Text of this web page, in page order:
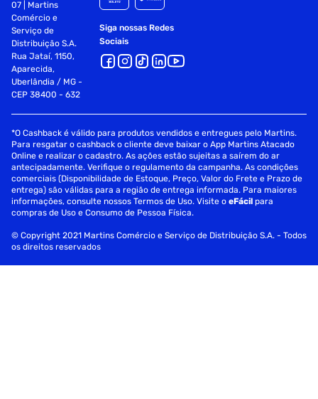
07 | Martins
Comércio e
Serviço de
Distribuição S.A.
Rua Jataí, 1150,
Aparecida,
Uberlândia / MG -
CEP 38400 - 632
Siga nossas Redes
Sociais
*O Cashback é válido para produtos vendidos e entregues pelo Martins.
Para resgatar o cashback o cliente deve baixar o App Martins Atacado
Online e realizar o cadastro. As ações estão sujeitas a saírem do ar
antecipadamente. Verifique o regulamento da campanha. As condições
comerciais (Disponibilidade de Estoque, Preço, Valor do Frete e Prazo de
entrega) são válidas para a região de entrega informada. Para maiores
informações, consulte nossos Termos de Uso. Visite oeFácil para
compras de Uso e Consumo de Pessoa Física.
© Copyright 2021 Martins Comércio e Serviço de Distribuição S.A. - Todos
os direitos reservados